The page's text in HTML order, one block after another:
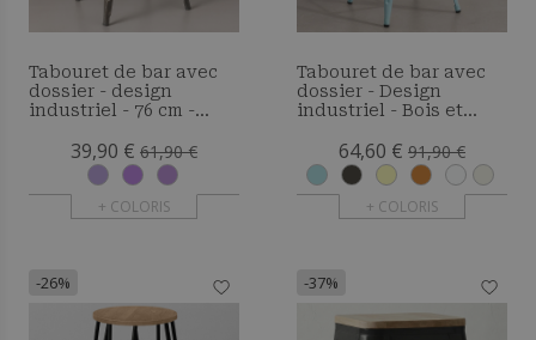
Tabouret de bar avec
dossier - design
industriel - 76 cm -
39,90 € 61,90 €
+ COLORIS
Tabouret de bar avec
dossier - Design
industriel - Bois et
édition - Metalix
64,60 € 91,90 €
+ COLORIS
-26% -37%